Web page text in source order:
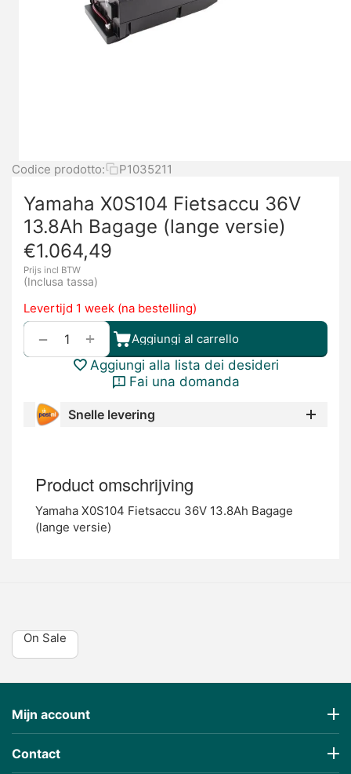
Codice prodotto: P1035211
Yamaha X0S104 Fietsaccu 36V
13.8Ah Bagage (lange versie)
€1.064,49
Prijs incl BTW
(Inclusa tassa)
Levertijd 1 week (na bestelling)
+
− Aggiungi al carrello
Aggiungi alla lista dei desideri
Fai una domanda
Snelle levering
Product omschrijving
Yamaha X0S104 Fietsaccu 36V 13.8Ah Bagage
(lange versie)
On Sale
Mijn account
Contact